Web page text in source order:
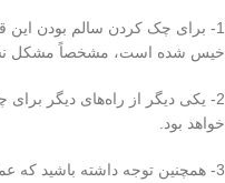
1- برای چک کردن سالم بودن
خیس شده است، مشخصاً مشکل نشتی
2- یکی دیگر از راه‌های دیگر
خواهد بود.
3- همچنین توجه داشته باشید که